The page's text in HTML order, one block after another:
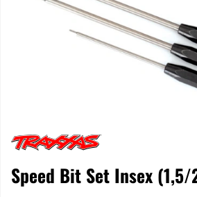
Speed Bit Set Insex